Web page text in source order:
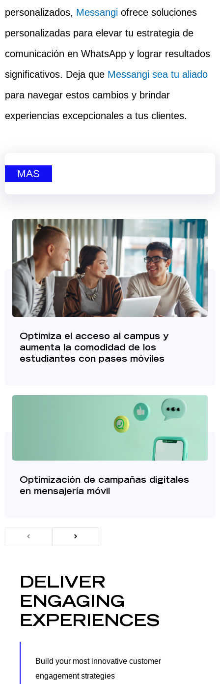
personalizados, Messangi ofrece soluciones
personalizadas para elevar tu estrategia de
comunicación en WhatsApp y lograr resultados
significativos. Deja que Messangi sea tu aliado
para navegar estos cambios y brindar
experiencias excepcionales a tus clientes.
MAS
Optimiza el acceso al campus y
aumenta la comodidad de los
estudiantes con pases móviles
Optimización de campañas digitales
en mensajería móvil
DELIVER
ENGAGING
EXPERIENCES
Build your most innovative customer
engagement strategies